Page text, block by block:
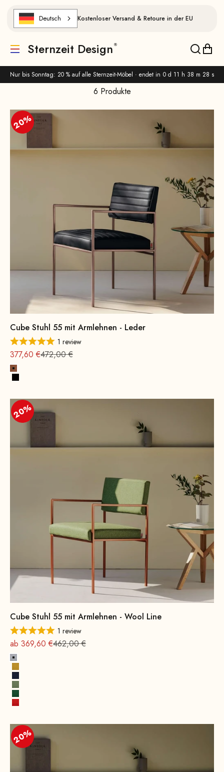
Nur bis Sonntag: 20 % auf alle Sternzeit-Möbel · endet in 0 d 11 h 38 m 27 s
Deutsch Kostenloser Versand & Retoure in der EU
Translation missing: de.header.general.menu
Sternzeit Design
6 Produkte
20%
Cube Stuhl 55 mit Armlehnen - Leder
1 review
Angebot
377,60 €Regulärer Preis
472,00 €
Cognac
Schwarz
20%
Cube Stuhl 55 mit Armlehnen - Wool Line
1 review
Angebot
ab 369,60 €Regulärer Preis
462,00 €
Steingrau
Senfgelb
Tintenblau
Frühlingsgrün
Blattgrün
Feuerrot
20%